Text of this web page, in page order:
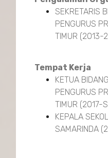
SEKRETARIS
PENGURUS
TIMUR (2013-
Tempat Kerja
KETUA
PENGURUS
TIMUR (2017-
KEPALA
SAMARINDA